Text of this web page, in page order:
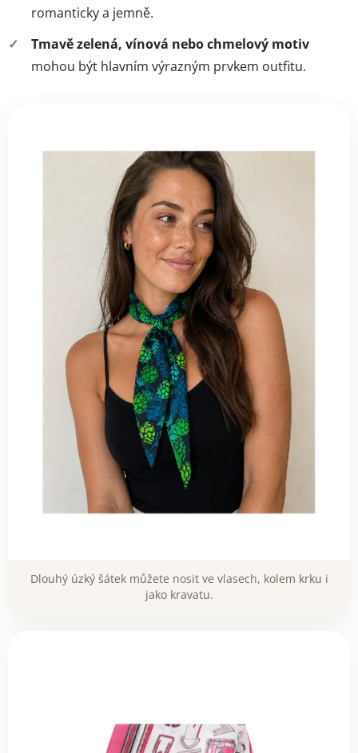
romanticky a jemně.
Tmavě zelená, vínová nebo chmelový motiv
mohou být hlavním výrazným prvkem outfitu.
Dlouhý úzký šátek můžete nosit ve vlasech, kolem krku i
jako kravatu.